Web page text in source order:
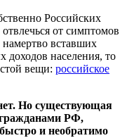
Российских
от симптомов
намертво вставших
населения, то
вещи: российское
Но существующая
РФ,
и необратимо